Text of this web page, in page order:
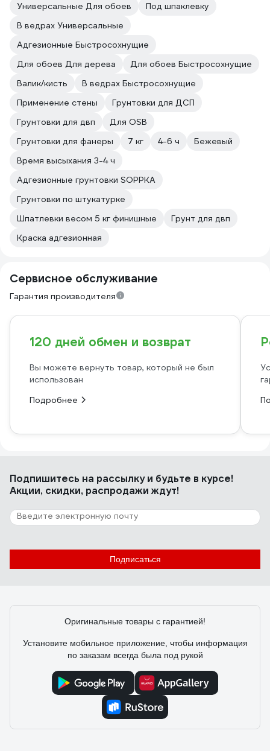
Универсальные Для обоев
Под шпаклевку
В ведрах Универсальные
Адгезионные Быстросохнущие
Для обоев Для дерева
Для обоев Быстросохнущие
Валик/кисть
В ведрах Быстросохнущие
Применение стены
Грунтовки для ДСП
Грунтовки для двп
Для OSB
Грунтовки для фанеры
7 кг 4-6 ч
Бежевый
Время высыхания 3-4 ч
Адгезионные грунтовки SOPPKA
Грунтовки по штукатурке
Шпатлевки весом 5 кг финишные
Грунт для двп
Краска адгезионная
Сервисное обслуживание
Гарантия производителя
120 дней обмен и возврат
Вы можете вернуть товар, который не был
использован
Подробнее
Подпишитесь на рассылкуи будьте в курсе!
Акции, скидки, распродажи ждут!
Подписаться
Оригинальные товары с гарантией!
Установите мобильное приложение, чтобы информация
по заказам всегда была под рукой